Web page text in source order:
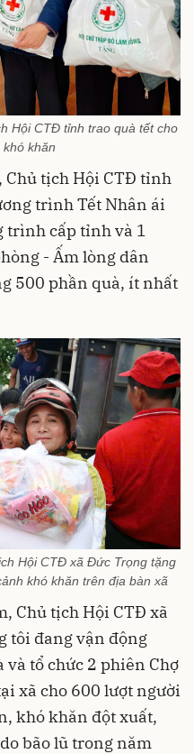
Hội CTĐ tỉnh trao quà tết cho
khăn
Chủ tịch Hội CTĐ tỉnh
trình Tết Nhân ái
trình cấp tỉnh và 1
- Ấm lòng dân
500 phần quà, ít nhất
Hội CTĐ xã Đức Trọng tặng
khó khăn trên địa bàn xã
Chủ tịch Hội CTĐ xã
tôi đang vận động
tổ chức 2 phiên Chợ
xã cho 600 lượt người
khó khăn đột xuất,
bão lũ trong năm